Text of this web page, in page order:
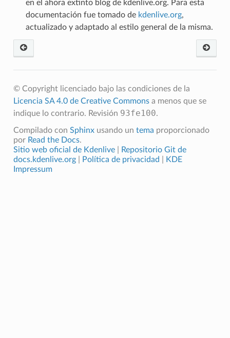
en el ahora extinto blog de kdenlive.org. Para esta
documentación fue tomado de kdenlive.org,
actualizado y adaptado al estilo general de la misma.
© Copyright licenciado bajo las condiciones de la
Licencia SA 4.0 de Creative Commonsa menos que se
indique lo contrario. Revisión 93fe100.
Compilado con Sphinxusando un tema proporcionado
por Read the Docs.
Sitio web oficial de Kdenlive|
Repositorio Git de
docs.kdenlive.org
Política de privacidad
KDE
Impressum